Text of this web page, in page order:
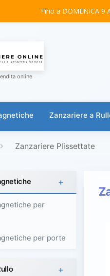
Fino a DOMENICA 9
online
Zanzariere a
Zanzariere Plissettate
+
per
per porte
+